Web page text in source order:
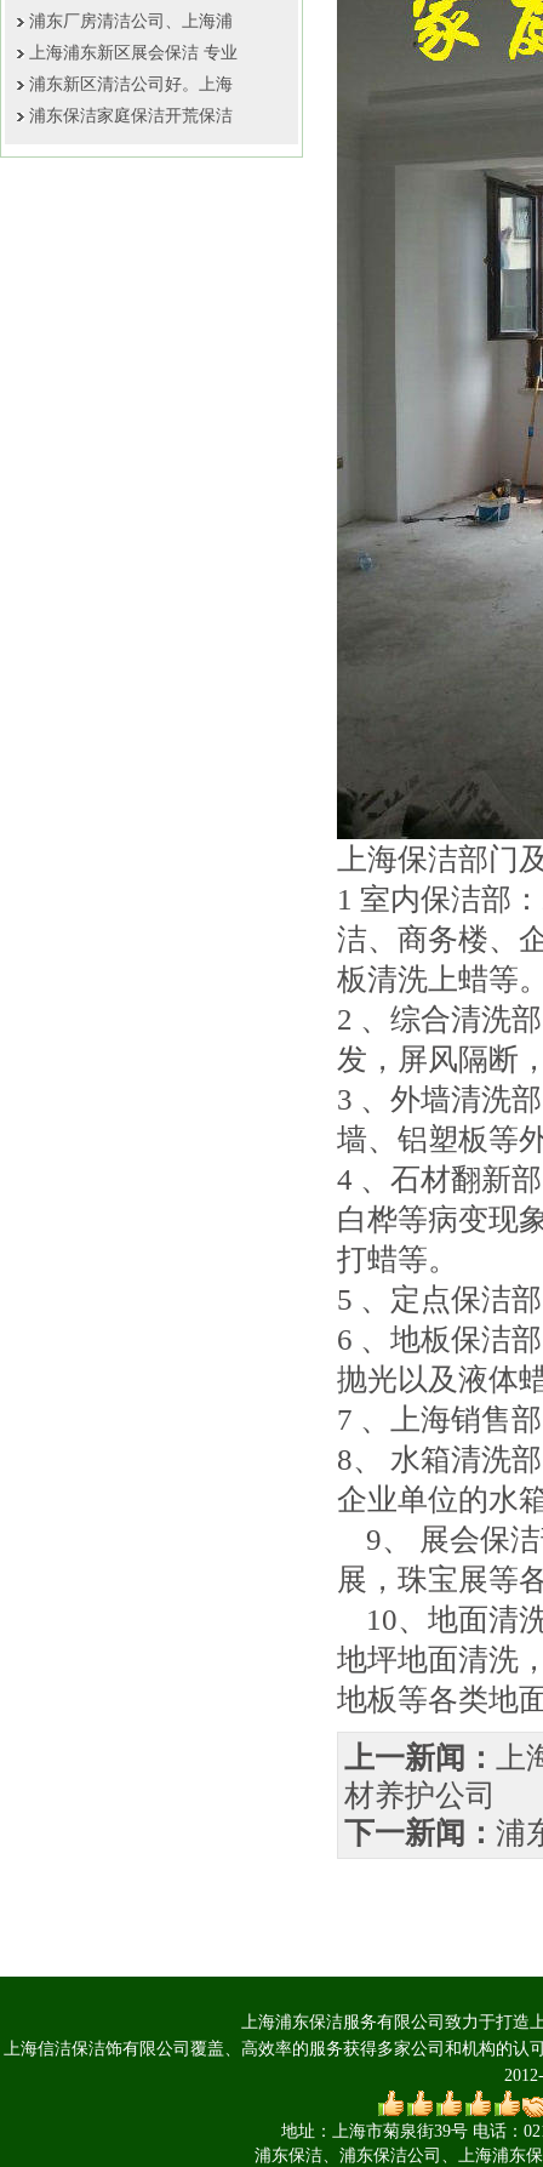
浦东厂房清洁公司、上海浦
上海浦东新区展会保洁 专业
浦东新区清洁公司好。上海
浦东保洁家庭保洁开荒保洁
上海保洁部
1 室内保洁部
洁、商务楼、
板清洗上蜡等
2 、综合清洗
发，屏风隔断
3 、外墙清洗
墙、铝塑板等
4 、石材翻新
白桦等病变现
打蜡等。
5 、定点保洁
6 、地板保洁
抛光以及液体
7 、上海销售
8、 水箱清洗
企业单位的水
9、 展会保洁
展，珠宝展等
10、地面清
地坪地面清洗
地板等各类地
上一新闻：
材养护公司
下一新闻： 浦
上海浦东保洁服务有限公司致力于打造
上海信洁保洁饰有限公司覆盖、高效率的服务获得多家公司和机构的认
地址：上海市菊泉街39号 电话：
浦东保洁、浦东保洁公司、上海浦东